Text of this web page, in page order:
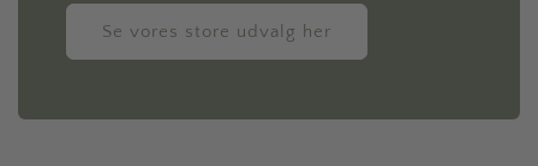
Se vores store udvalg her